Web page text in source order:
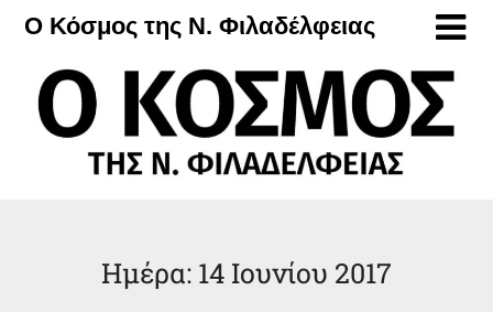
Μετάβαση
περιεχόμενο
Ο Κόσμος της Ν. Φιλαδέλφειας
Ημέρα: 14 Ιουνίου 2017